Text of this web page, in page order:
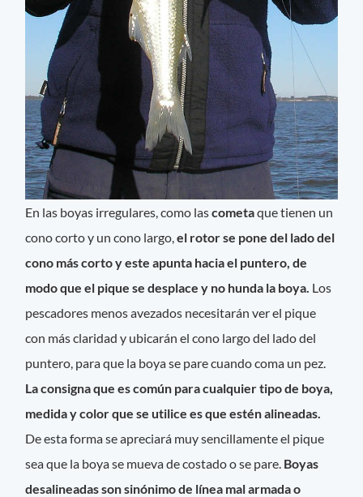
En las boyas irregulares, como lascometaque tienen un
cono corto y un cono largo,el rotor se pone del lado del
cono más corto y este apunta hacia el puntero, de
modo que el pique se desplace y no hunda la boya. Los
pescadores menos avezados necesitarán ver el pique
con más claridad y ubicarán el cono largo del lado del
puntero, para que la boya se pare cuando coma un pez.
La consigna que es común para cualquier tipo de boya,
medida y color que se utilice es que estén alineadas.
De esta forma se apreciará muy sencillamente el pique
sea que la boya se mueva de costado o se pare. Boyas
desalineadas son sinónimo de línea mal armada o